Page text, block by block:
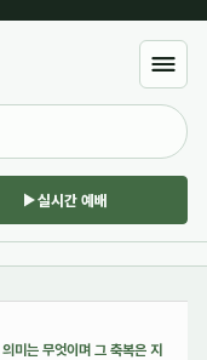
실시간 예배
미는 무엇이며 그 축복은 지
5
5